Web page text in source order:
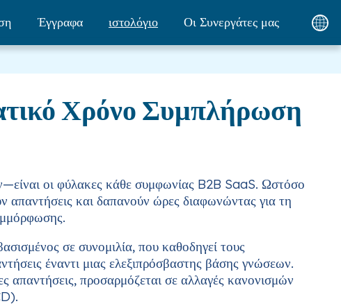
Έγγραφα ιστολόγιο Οι Συνεργάτες μας
Χρόνο Συμπλήρωση
οι φύλακες κάθε συμφωνίας B2B SaaS. Ωστόσο
απαντήσεις και δαπανούν ώρες διαφωνώντας για τη
σε συνομιλία, που καθοδηγεί τους
έναντι μιας ελεξιπρόσβαστης βάσης γνώσεων.
απαντήσεις, προσαρμόζεται σε αλλαγές κανονισμών